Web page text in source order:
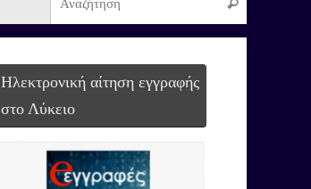
Ηλεκτρονική αίτηση εγγραφής
στο Λύκειο